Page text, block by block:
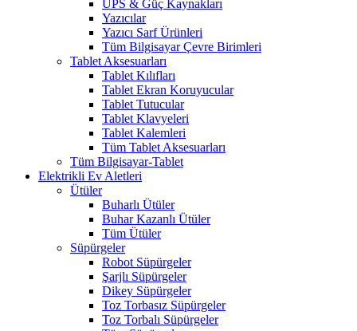
UPS & Güç Kaynakları
Yazıcılar
Yazıcı Sarf Ürünleri
Tüm Bilgisayar Çevre Birimleri
Tablet Aksesuarları
Tablet Kılıfları
Tablet Ekran Koruyucular
Tablet Tutucular
Tablet Klavyeleri
Tablet Kalemleri
Tüm Tablet Aksesuarları
Tüm Bilgisayar-Tablet
Elektrikli Ev Aletleri
Ütüler
Buharlı Ütüler
Buhar Kazanlı Ütüler
Tüm Ütüler
Süpürgeler
Robot Süpürgeler
Şarjlı Süpürgeler
Dikey Süpürgeler
Toz Torbasız Süpürgeler
Toz Torbalı Süpürgeler